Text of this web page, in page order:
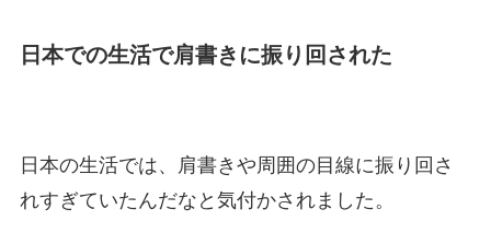
日本での生活で肩書きに振り回された
日本の生活では、肩書きや周囲の目線に振り回さ
れすぎていたんだなと気付かされました。